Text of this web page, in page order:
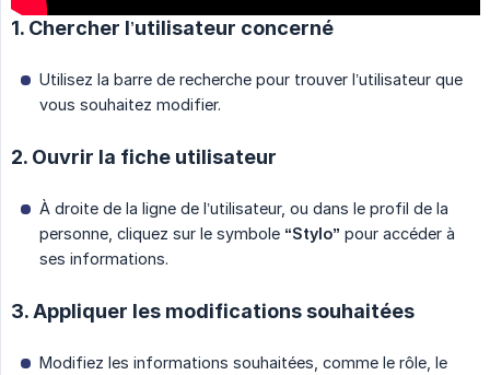
1. Chercher l’utilisateur concerné
Utilisez la barre de recherche pour trouver l’utilisateur que
vous souhaitez modifier.
2. Ouvrir la fiche utilisateur
À droite de la ligne de l’utilisateur, ou dans le profil de la
personne, cliquez sur le symbole “Stylo” pour accéder à
ses informations.
3. Appliquer les modifications souhaitées
Modifiez les informations souhaitées, comme le rôle, le